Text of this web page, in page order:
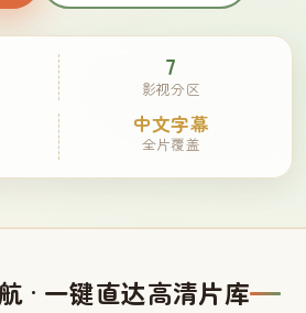
7
影视分区
中文字幕
全片覆盖
· 一键直达高清片库